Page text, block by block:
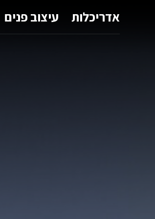
אדריכלות עיצוב פנים